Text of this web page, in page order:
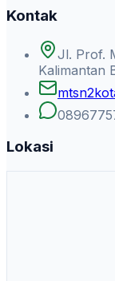
Kontak
Jl. Prof.
Kalimantan
Lokasi